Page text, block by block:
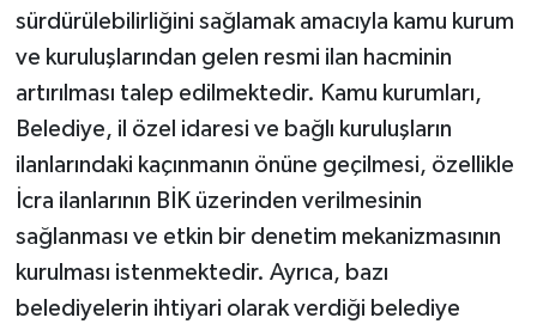
sürdürülebilirliğini sağlamak amacıyla kamu kurum
ve kuruluşlarından gelen resmi ilan hacminin
artırılması talep edilmektedir. Kamu kurumları,
Belediye, il özel idaresi ve bağlı kuruluşların
ilanlarındaki kaçınmanın önüne geçilmesi, özellikle
İcra ilanlarının BİK üzerinden verilmesinin
sağlanması ve etkin bir denetim mekanizmasının
kurulması istenmektedir. Ayrıca, bazı
belediyelerin ihtiyari olarak verdiği belediye